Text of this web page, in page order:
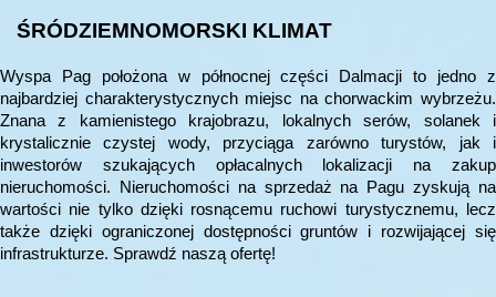
ŚRÓDZIEMNOMORSKI KLIMAT
Wyspa Pag położona w północnej części Dalmacji to jedno z
najbardziej charakterystycznych miejsc na chorwackim wybrzeżu.
Znana z kamienistego krajobrazu, lokalnych serów, solanek i
krystalicznie czystej wody, przyciąga zarówno turystów, jak i
inwestorów szukających opłacalnych lokalizacji na zakup
nieruchomości. Nieruchomości na sprzedaż na Pagu zyskują na
wartości nie tylko dzięki rosnącemu ruchowi turystycznemu, lecz
także dzięki ograniczonej dostępności gruntów i rozwijającej się
infrastrukturze. Sprawdź naszą ofertę!